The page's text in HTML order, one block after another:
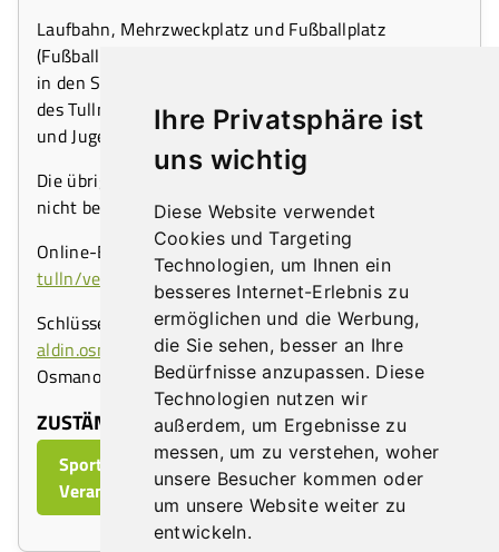
Ihre Privatsphäre ist
uns wichtig
Diese Website verwendet
Cookies und Targeting
Technologien, um Ihnen ein
besseres Internet-Erlebnis zu
ermöglichen und die Werbung,
die Sie sehen, besser an Ihre
Bedürfnisse anzupassen. Diese
Technologien nutzen wir
außerdem, um Ergebnisse zu
messen, um zu verstehen, woher
unsere Besucher kommen oder
um unsere Website weiter zu
entwickeln.
Laufbahn, Mehrzweckplatz und Fußballplatz
(Fußballschuhe sind ausdrücklich verboten!) stehen
in den Sommerferien für Tullner Vereine im Rahmen
des Tullner Aktivsommers zur Nutzung durch Kinder
und Jugendliche zur Verfügung.
Die übrigen Freiflächen und das Schulgebäude dürfen
nicht betreten werden.
Online-Buchung:https://partner.venuzle.at/stadt-
tulln/venues
Schlüssel ist beim Hallenwart,
aldin.osmanovic@tulln.gv.at,0664 80690336, oder
Osmanovic Hido0664 80690335, erhältlich.
ZUSTÄNDIGE ABTEILUNG:
Sport- und Freizeitbetriebe,
Veranstaltungsmanagement